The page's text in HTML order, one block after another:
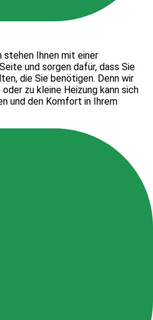
stehen Ihnen mit einer
und sorgen dafür, dass Sie
die Sie benötigen. Denn wir
zu kleine Heizung kann sich
und den Komfort in Ihrem